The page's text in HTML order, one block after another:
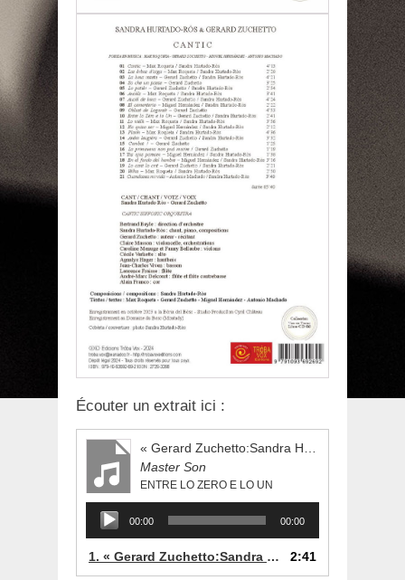
Écouter un extrait ici :
Master Son
ENTRE LO ZERO E LO UN
Lecteur
audio
00:00 00:00
1. « Gerard Zuchetto:Sandra Hurtado-Ròs » 2:41